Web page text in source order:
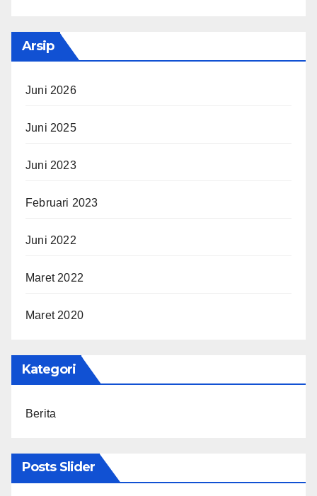
Arsip
Juni 2026
Juni 2025
Juni 2023
Februari 2023
Juni 2022
Maret 2022
Maret 2020
Kategori
Berita
Posts Slider